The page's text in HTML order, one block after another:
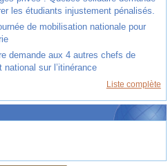
les étudiants injustement pénalisés.
de mobilisation nationale pour
demande aux 4 autres chefs de
national sur l’itinérance
Liste complète